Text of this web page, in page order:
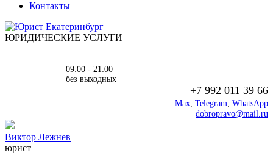
Контакты
ЮРИДИЧЕСКИЕ УСЛУГИ
09:00 - 21:00
без выходных
+7 992 011 39 66
Max, Telegram, WhatsApp
dobropravo@mail.ru
Виктор Лежнев
юрист